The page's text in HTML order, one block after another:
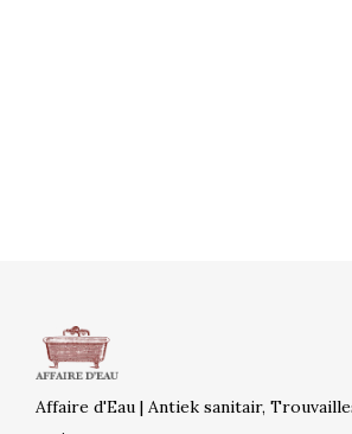
Affaire d'Eau | Antiek sanitair,